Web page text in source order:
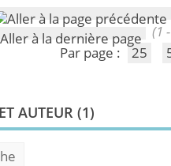
(1
Par page :
25
AUTEUR (1)